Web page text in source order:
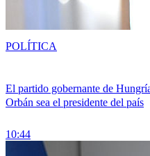
El partido gobernante de
Orbán sea el presidente del país
10:44
POLÍTICA